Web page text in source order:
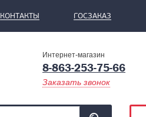
КОНТАКТЫ ГОСЗАКАЗ
Интернет-магазин
8-863-253-75-66
Заказать звонок